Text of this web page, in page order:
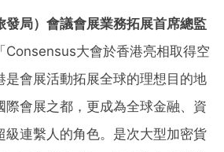
發局）會議會展業務拓展首席總監
Consensus大會於香港亮相取得空
是會展活動拓展全球的理想目的地
際會展之都，更成為全球金融、資
級連繫人的角色。是次大型加密貨